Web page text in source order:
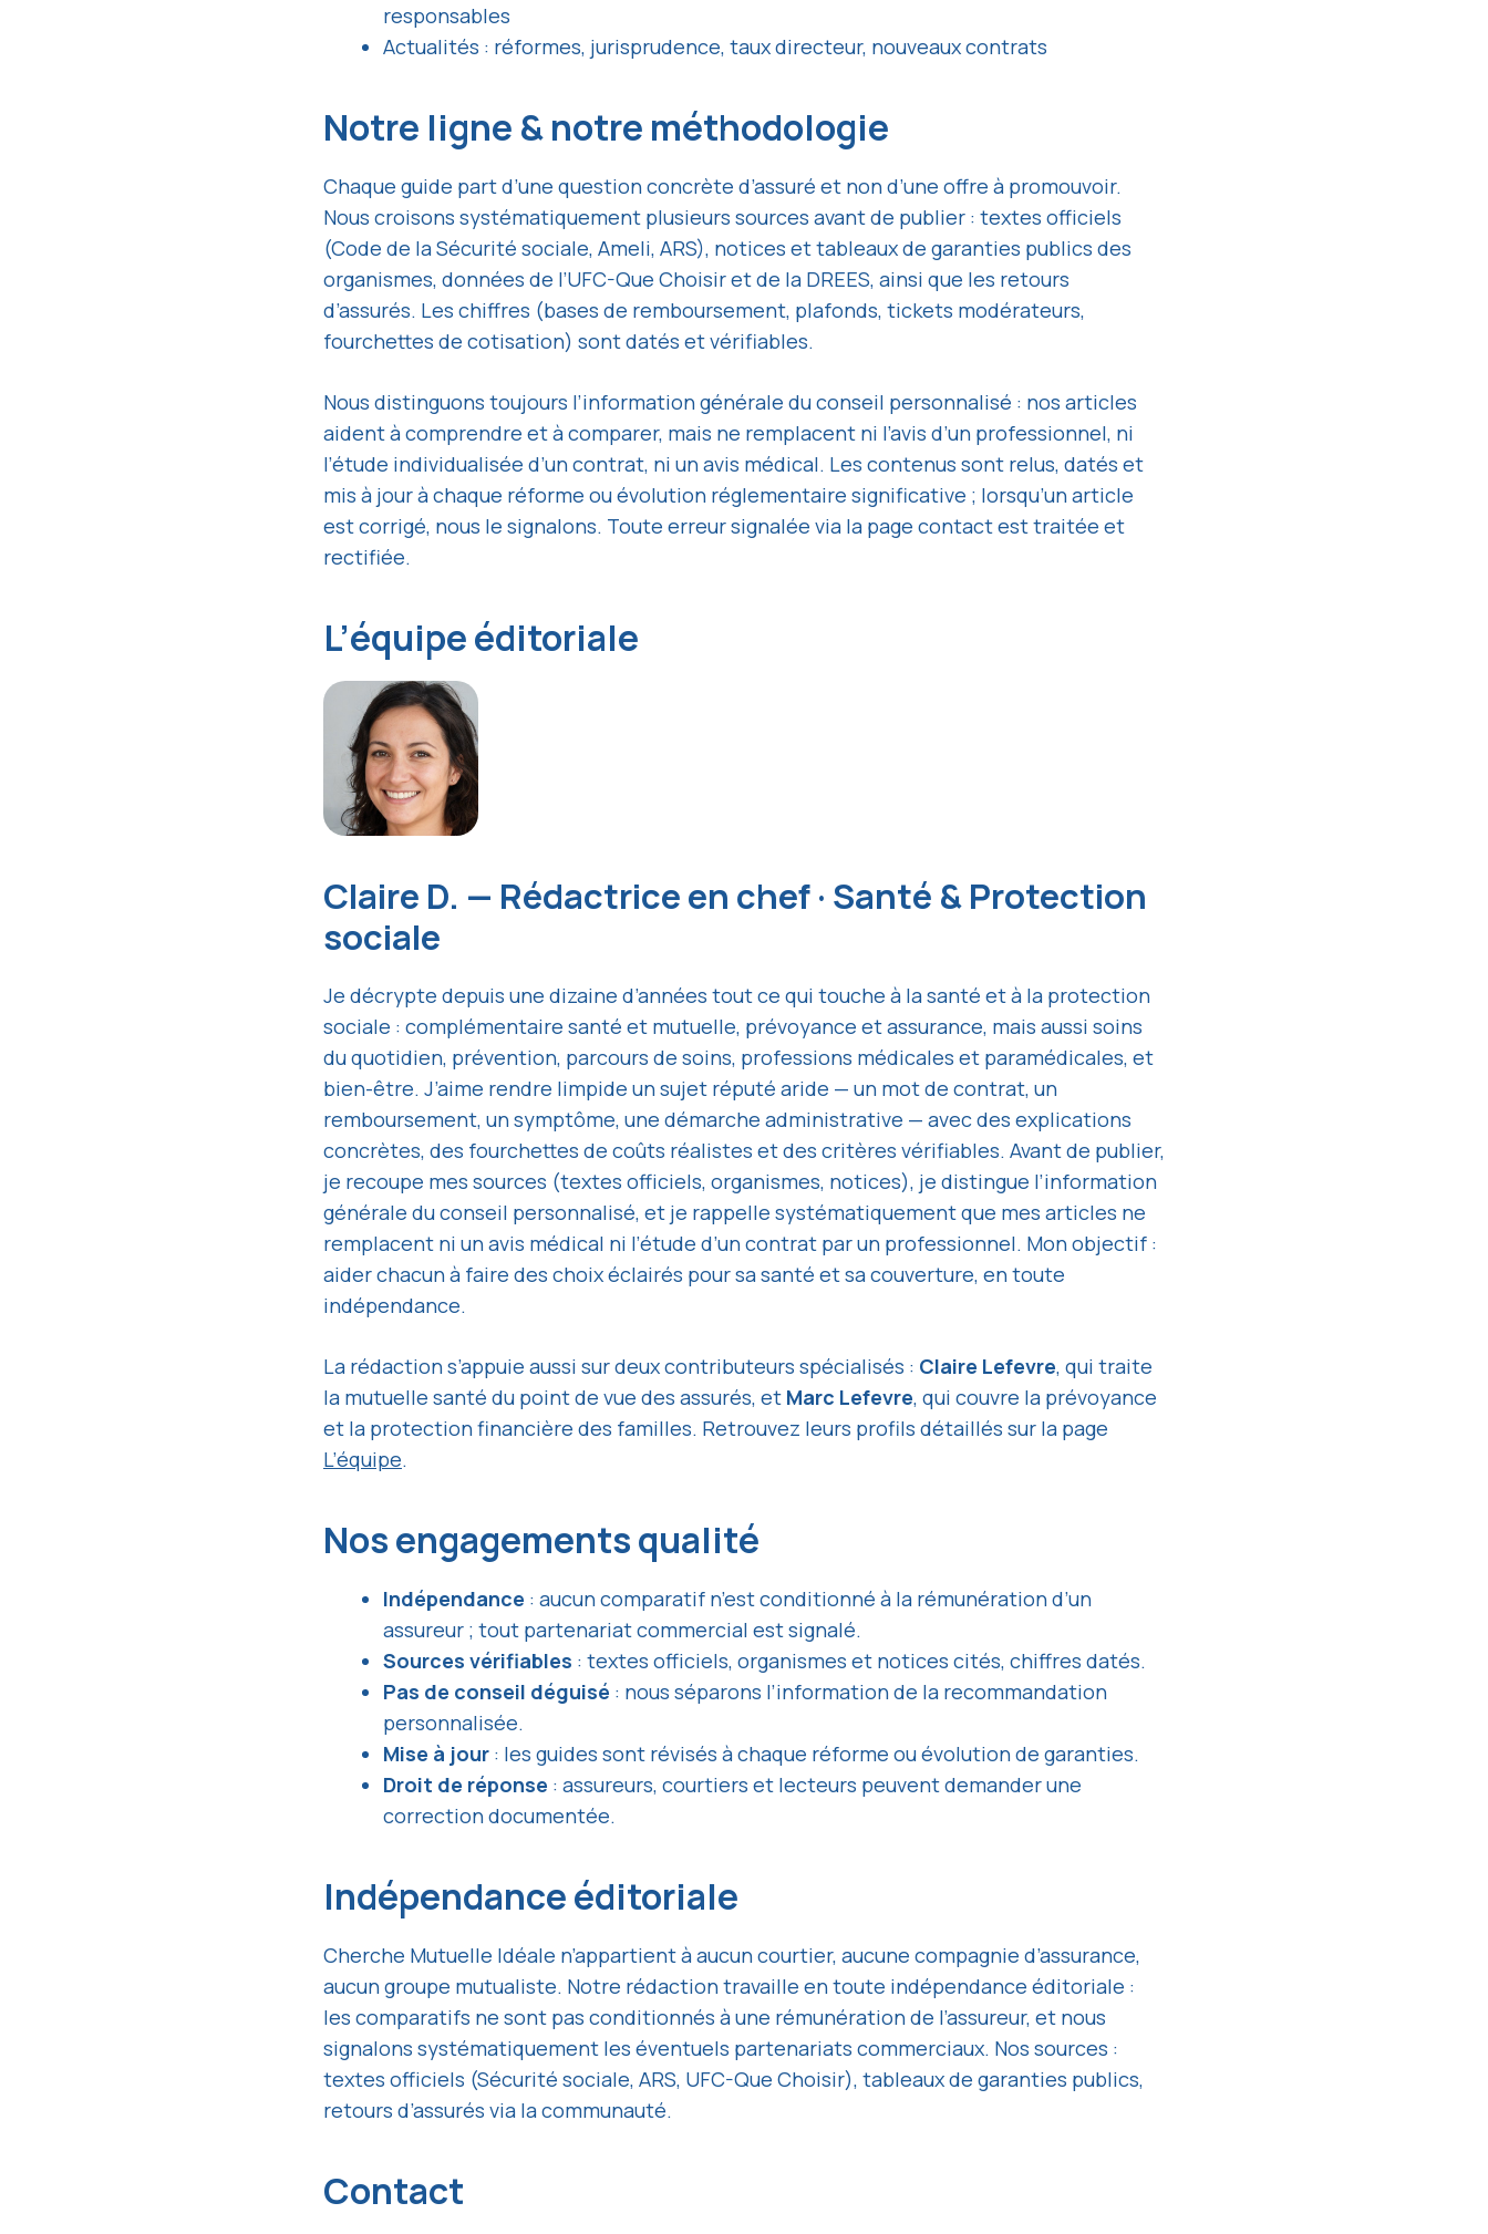
responsables
Actualités : réformes, jurisprudence, taux directeur, nouveaux contrats
Notre ligne & notre méthodologie
Chaque guide part d’une question concrète d’assuré et non d’une offre à promouvoir.
Nous croisons systématiquement plusieurs sources avant de publier : textes officiels
(Code de la Sécurité sociale, Ameli, ARS), notices et tableaux de garanties publics des
organismes, données de l’UFC-Que Choisir et de la DREES, ainsi que les retours
d’assurés. Les chiffres (bases de remboursement, plafonds, tickets modérateurs,
fourchettes de cotisation) sont datés et vérifiables.
Nous distinguons toujours l’information générale du conseil personnalisé : nos articles
aident à comprendre et à comparer, mais ne remplacent ni l’avis d’un professionnel, ni
l’étude individualisée d’un contrat, ni un avis médical. Les contenus sont relus, datés et
mis à jour à chaque réforme ou évolution réglementaire significative ; lorsqu’un article
est corrigé, nous le signalons. Toute erreur signalée via la page contact est traitée et
rectifiée.
L’équipe éditoriale
Claire D. — Rédactrice en chef · Santé & Protection
sociale
Je décrypte depuis une dizaine d’années tout ce qui touche à la santé et à la protection
sociale : complémentaire santé et mutuelle, prévoyance et assurance, mais aussi soins
du quotidien, prévention, parcours de soins, professions médicales et paramédicales, et
bien-être. J’aime rendre limpide un sujet réputé aride — un mot de contrat, un
remboursement, un symptôme, une démarche administrative — avec des explications
concrètes, des fourchettes de coûts réalistes et des critères vérifiables. Avant de publier,
je recoupe mes sources (textes officiels, organismes, notices), je distingue l’information
générale du conseil personnalisé, et je rappelle systématiquement que mes articles ne
remplacent ni un avis médical ni l’étude d’un contrat par un professionnel. Mon objectif :
aider chacun à faire des choix éclairés pour sa santé et sa couverture, en toute
indépendance.
La rédaction s’appuie aussi sur deux contributeurs spécialisés : Claire Lefevre, qui traite
la mutuelle santé du point de vue des assurés, et Marc Lefevre, qui couvre la prévoyance
et la protection financière des familles. Retrouvez leurs profils détaillés sur la page
L’équipe.
Nos engagements qualité
Indépendance : aucun comparatif n’est conditionné à la rémunération d’un
assureur ; tout partenariat commercial est signalé.
Sources vérifiables : textes officiels, organismes et notices cités, chiffres datés.
Pas de conseil déguisé : nous séparons l’information de la recommandation
personnalisée.
Mise à jour : les guides sont révisés à chaque réforme ou évolution de garanties.
Droit de réponse : assureurs, courtiers et lecteurs peuvent demander une
correction documentée.
Indépendance éditoriale
Cherche Mutuelle Idéale n’appartient à aucun courtier, aucune compagnie d’assurance,
aucun groupe mutualiste. Notre rédaction travaille en toute indépendance éditoriale :
les comparatifs ne sont pas conditionnés à une rémunération de l’assureur, et nous
signalons systématiquement les éventuels partenariats commerciaux. Nos sources :
textes officiels (Sécurité sociale, ARS, UFC-Que Choisir), tableaux de garanties publics,
retours d’assurés via la communauté.
Contact